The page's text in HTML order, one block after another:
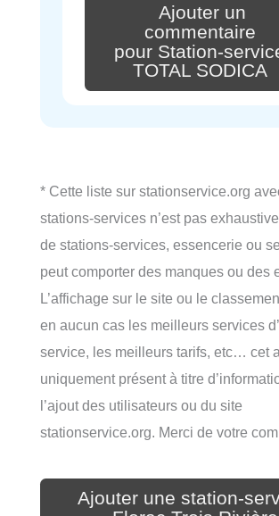
Ajouter un
commentaire
pour Station-
TOTAL SODICA
* Cette liste sur stationservice.org
stations-services n’est pas
de stations-services, essencerie ou
peut comporter des manques ou des
L’affichage sur le site ou le
en aucun cas les meilleurs services
service, les meilleurs tarifs, etc… cet
uniquement présent à titre
l’ajout des utilisateurs ou du site
stationservice.org. Merci de votre
Ajouter une station-